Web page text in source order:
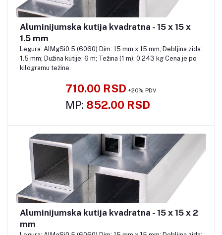
Pozovite
Aluminijumska kutija kvadratna - 15 x 15 x
1.5 mm
Legura: AlMgSi0.5 (6060) Dim: 15 mm x 15 mm; Debljina zida:
1.5 mm; Dužina kutije: 6 m; Težina (1 m): 0.243 kg Cena je po
kilogramu težine.
710.00 RSD +20% PDV
MP: 852.00 RSD
Pozovite
Aluminijumska kutija kvadratna - 15 x 15 x 2
mm